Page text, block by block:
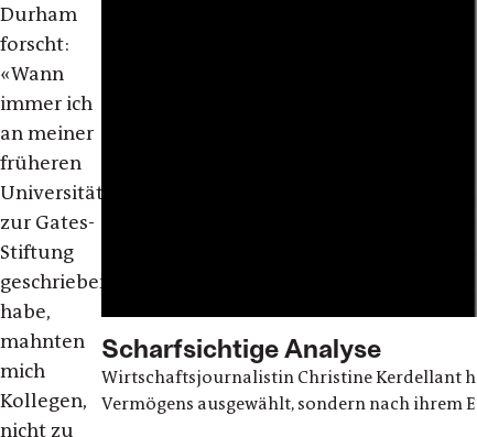
Durham
forscht:
«Wann
immer ich
an meiner
früheren
Universität
zur Gates-
Stiftung
geschrieben
habe,
mahnten
mich
Kollegen,
nicht zu
Scharfsichtige Analyse
Wirtschaftsjournalistin Christine Kerdellant
Vermögens ausgewählt, sondern nach ihrem